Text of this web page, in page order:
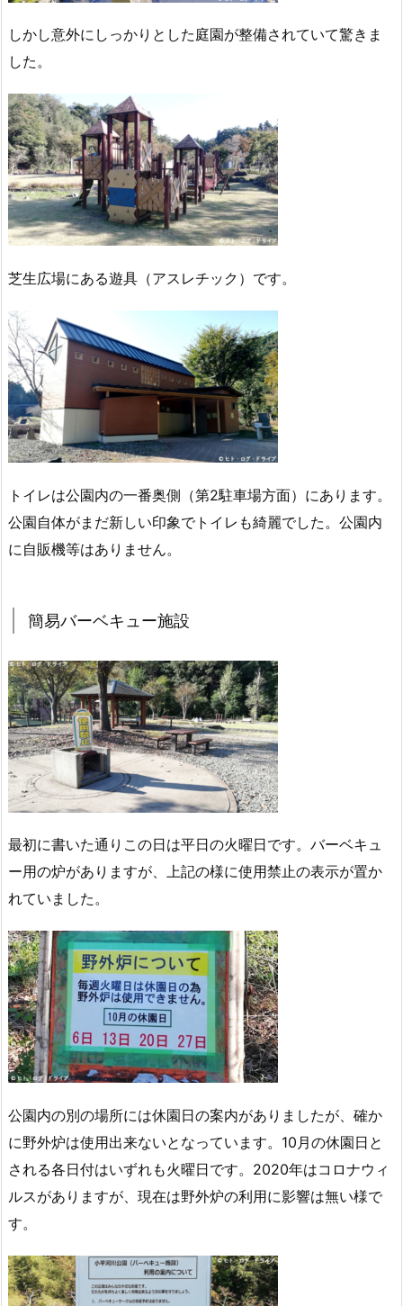
しかし意外にしっかりとした庭園が整備されていて驚きま
した。
芝生広場にある遊具（アスレチック）です。
トイレは公園内の一番奥側（第2駐車場方面）にあります。
公園自体がまだ新しい印象でトイレも綺麗でした。公園内
に自販機等はありません。
簡易バーベキュー施設
最初に書いた通りこの日は平日の火曜日です。バーベキュ
ー用の炉がありますが、上記の様に使用禁止の表示が置か
れていました。
公園内の別の場所には休園日の案内がありましたが、確か
に野外炉は使用出来ないとなっています。10月の休園日と
される各日付はいずれも火曜日です。2020年はコロナウィ
ルスがありますが、現在は野外炉の利用に影響は無い様で
す。